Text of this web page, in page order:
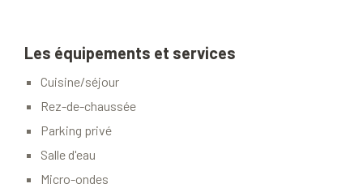
Les équipements et services
Cuisine/séjour
Rez-de-chaussée
Parking privé
Salle d'eau
Micro-ondes